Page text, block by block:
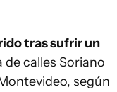
tras sufrir un
de calles Soriano
según